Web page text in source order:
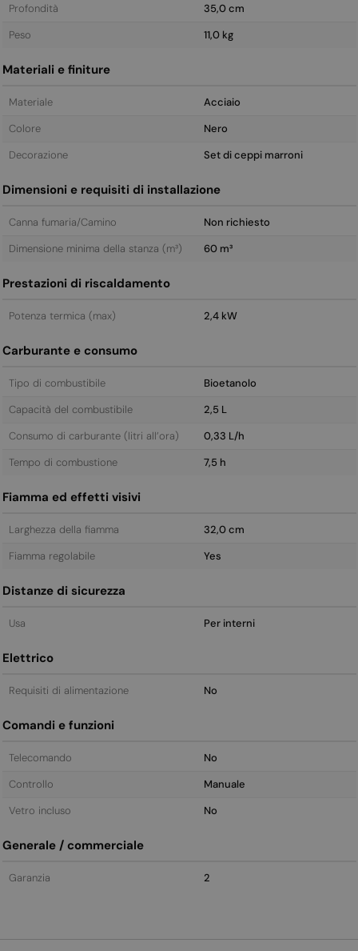
Profondità
35,0 cm
Peso
11,0 kg
Materiali e finiture
Materiale
Acciaio
Colore
Nero
Decorazione
Set di ceppi marroni
Dimensioni e requisiti di installazione
Canna fumaria/Camino
Non richiesto
Dimensione minima della stanza (m³)
60 m³
Prestazioni di riscaldamento
Potenza termica (max) 2,4 kW
Carburante e consumo
Tipo di combustibile
Bioetanolo
Capacità del combustibile
2,5 L
Consumo di carburante (litri all’ora)
0,33 L/h
Tempo di combustione
7,5 h
Fiamma ed effetti visivi
Larghezza della fiamma
32,0 cm
Fiamma regolabile
Yes
Distanze di sicurezza
Usa Per interni
Elettrico
Requisiti di alimentazione No
Comandi e funzioni
Telecomando
No
Controllo
Manuale
Vetro incluso
No
Generale / commerciale
Garanzia 2